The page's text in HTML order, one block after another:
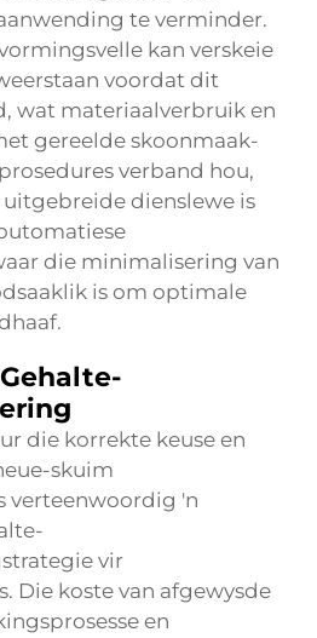
te verminder.
kan verskeie
voordat dit
wat materiaalverbruik en
gereelde skoonmaak-
verband hou,
dienslewe is
die minimalisering van
is om optimale
die korrekte keuse en
skuim
verteenwoordig 'n
vir
Die koste van afgewysde
en